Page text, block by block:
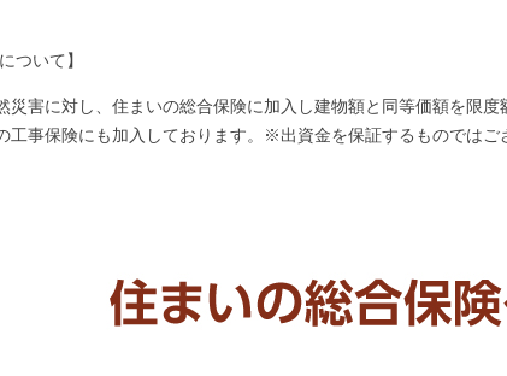
について】
災害に対し、住まいの総合保険に加入し建物額と同等価額を限
工事保険にも加入しております。※出資金を保証するものではご